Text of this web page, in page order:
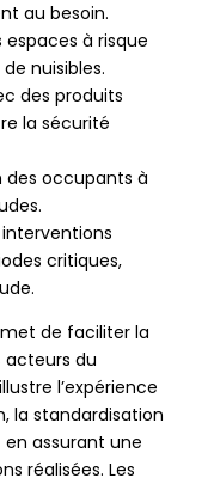
au besoin.
à risque
nuisibles.
des produits
la sécurité
des occupants à
critiques,
de faciliter la
du
l’expérience
la standardisation
assurant une
réalisées. Les